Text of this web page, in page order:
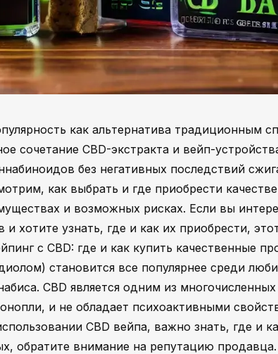
как альтернатива традиционным
сочетание CBD-экстракта и вейп-
без негативных последствий
как выбрать и где приобрести
и возможных рисках. Если вы
и хотите узнать, где и как их приобрести,
с CBD: где и как купить качественные
становится все популярнее среди
CBD является одним из
и не обладает психоактивными
CBD вейпа, важно знать, где и
обратите внимание на репутацию